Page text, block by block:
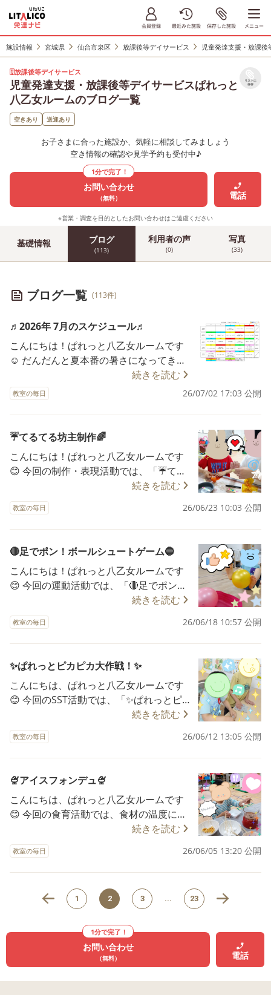
施設情報 宮城県 仙台市泉区 放課後等デイサービス 児童発達支援・放課
放課後等デイサービス
児童発達支援・放課後等デイサービスぱれっと
八乙女ルームのブログ一覧
リストに
保存
空きあり 送迎あり
お子さまに合った施設か、気軽に相談してみましょう
空き情報の確認や見学予約も受付中♪
1分で完了！
お問い合わせ
（無料） 電話
※営業・調査を目的としたお問い合わせはご遠慮ください
基礎情報 ブログ
(113)
利用者の声
(0)
写真
(33)
ブログ一覧 (113件)
♬2026年 7月のスケジュール♬
こんにちは！ぱれっと八乙女ルームです
☺️ だんだんと夏本番の暑さになってきま
す🌻 7月もぱれっとの楽しい活動が盛り
たくさんです✨ 食育活動では、「夏のフ
ルーツパフェ🍨」、五感体験では、「ひ
んやり！プル・グニャ遊び🧊」や「スー
パーボール作り🔴」などを計画していま
す🫶 体調に気を付けて、適宜水分補給を
取りながら楽しく過ごせる環境作りをし
せ》 電話 022-725-8642
@rear-child.com
続きを読む
教室の毎日 26/07/02 17:03 公開
☔てるてる坊主制作🌈
こんにちは！ぱれっと八乙女ルームです
😊 今回の制作・表現活動では、「☔てる
てる坊主制作🌈」を行いました🎶 自分で
色を選び、工夫しながら制作することで
表現する楽しさや創造力を養うこと、梅
雨の時期に親しまれている「てるてる坊
主」に触れることで、季節の移り変わり
を感じることをねらいとして活動に取り
組みました🐸 ティッシュを優しく丸め、
選んだ色のカラーセロハンで包み、モー
ルで頭を作った後は、目や口の位置を考
えながら表情の違いを楽しみ、一人ひと
りの個性あふれる「てるてる坊主」を完
成させていました🫶 また、「てるてる坊
主」はどのような時に飾る物なのかをみ
んなでお話し、季節や天気への関心を持
ちながら活動を行うことができましたよ
🤗🫧 次回の制作・表現活動をお楽しみに
022-725-8642 メール p
alette-yaotome@rear-child.com
続きを読む
教室の毎日 26/06/23 10:03 公開
🔴足でポン！ボールシュートゲーム🔵
こんにちは！ぱれっと八乙女ルームです
😊 今回の運動活動では、「🔴足でポン！
ボールシュートゲーム🔵」を行いました
🎶 足を使ってボールを操作しながら身体
の使い方やバランス感覚を養うこと、目
標に向かって挑戦する楽しさを味わうこ
とをねらいとして活動に取り組みました
🤗 決められた場所から両足でボールを挟
みながら動かし、かごの中に入れること
に挑戦しましたよ✨ 大きいサイズのボー
ルだけでなく、難易度を上げて小さいカ
ラーボールでゲームに挑戦する子どもの
姿もあり、年齢や発達に合わせながら楽
しみながら活動することができました👏
次回の運動活動をお楽しみに🎶 《お問い
合わせ》 電話 022-725-
8642 メール palette-yaot
ome@rear-child.com
続きを読む
教室の毎日 26/06/18 10:57 公開
✨ぱれっとピカピカ大作戦！✨
こんにちは、ぱれっと八乙女ルームです
😊 今回のSST活動では、「✨ぱれっとピ
カピカ大作戦！✨」を行いました😆 この
活動のねらいは、ルールを理解するこ
と、やり遂げたことへの達成感を感じる
ことです🎶 雑巾絞りの正しいやり方を見
を考えたりしながら活動に取り組んでい
た子どもたち🫧 それぞれの担当場所の掃
除を責任感を持って行うことができてい
🎶 《お問い合わせ》 電話
022-725-8642 メール p
alette-yaotome@rear-child.com
続きを読む
教室の毎日 26/06/12 13:05 公開
🍨アイスフォンデュ🍨
こんにちは、ぱれっと八乙女ルームです
😊 今回の食育活動では、食材の温度によ
って変わる食感の不思議を楽しむこと、
食事のマナーを学ぶことをねらいとして
「アイスフォンデュ🍨」を行いました🥰
様々な味が楽しめるように、マシュマロ
やワッフル、バナナ、いちご、ポテトチ
ップスなどを準備して活動に取り組みま
深そうに見ながら、どの具材にしようか
期待感を膨らませて順番を待っていた子
続きを読む
教室の毎日 26/06/05 13:20 公開
1 2 3 ... 23
1分で完了！
お問い合わせ
（無料） 電話